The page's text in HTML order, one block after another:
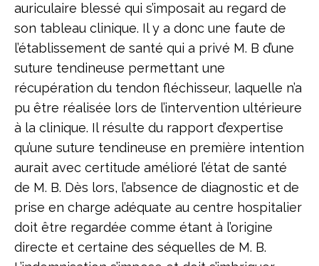
auriculaire blessé qui s’imposait au regard de
son tableau clinique. Il y a donc une faute de
l’établissement de santé qui a privé M. B d’une
suture tendineuse permettant une
récupération du tendon fléchisseur, laquelle n’a
pu être réalisée lors de l’intervention ultérieure
à la clinique. Il résulte du rapport d’expertise
qu’une suture tendineuse en première intention
aurait avec certitude amélioré l’état de santé
de M. B. Dès lors, l’absence de diagnostic et de
prise en charge adéquate au centre hospitalier
doit être regardée comme étant à l’origine
directe et certaine des séquelles de M. B.